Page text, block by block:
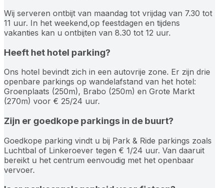
Wij serveren ontbijt van maandag tot vrijdag van 7.30 tot
11 uur. In het weekend,op feestdagen en tijdens
vakanties kan u ontbijten van 8.30 tot 12 uur.
Heeft het hotel parking?
Ons hotel bevindt zich in een autovrije zone. Er zijn drie
openbare parkings op wandelafstand van het hotel:
Groenplaats (250m), Brabo (250m) en Grote Markt
(270m) voor € 25/24 uur.
Zijn er goedkope parkings in de buurt?
Goedkope parking vindt u bij Park & Ride parkings zoals
Luchtbal of Linkeroever tegen € 1/24 uur. Van daaruit
bereikt u het centrum eenvoudig met het openbaar
vervoer.